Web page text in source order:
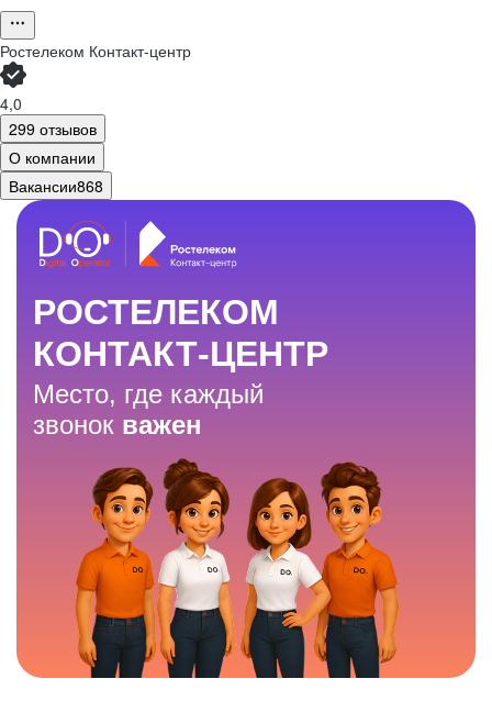
Ростелеком Контакт-центр
4,0
299 отзывов
О компании
Вакансии868
РОСТЕЛЕКОМ
КОНТАКТ-ЦЕНТР
Место, где каждый
звонок важен